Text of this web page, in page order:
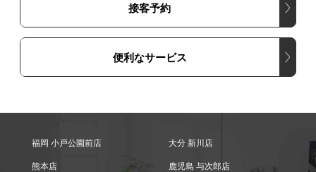
接客予約
便利なサービス
福岡 小戸公園前店 大分 新川店
熊本店 鹿児島 与次郎店